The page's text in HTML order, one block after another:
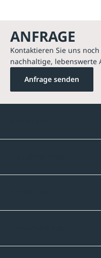
ANFRAGE
Kontaktieren Sie uns
nachhaltige, lebenswerte
Anfrage senden